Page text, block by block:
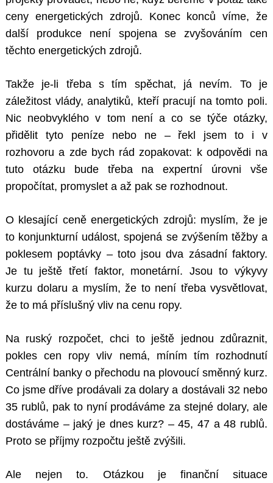
ceny energetických zdrojů. Konec konců víme, že
další produkce není spojena se zvyšováním cen
těchto energetických zdrojů.
Takže je-li třeba s tím spěchat, já nevím. To je
záležitost vlády, analytiků, kteří pracují na tomto poli.
Nic neobvyklého v tom není a co se týče otázky,
přidělit tyto peníze nebo ne – řekl jsem to i v
rozhovoru a zde bych rád zopakovat: k odpovědi na
tuto otázku bude třeba na expertní úrovni vše
propočítat, promyslet a až pak se rozhodnout.
O klesající ceně energetických zdrojů: myslím, že je
to konjunkturní událost, spojená se zvýšením těžby a
poklesem poptávky – toto jsou dva zásadní faktory.
Je tu ještě třetí faktor, monetární. Jsou to výkyvy
kurzu dolaru a myslím, že to není třeba vysvětlovat,
že to má příslušný vliv na cenu ropy.
Na ruský rozpočet, chci to ještě jednou zdůraznit,
pokles cen ropy vliv nemá, míním tím rozhodnutí
Centrální banky o přechodu na plovoucí směnný kurz.
Co jsme dříve prodávali za dolary a dostávali 32 nebo
35 rublů, pak to nyní prodáváme za stejné dolary, ale
dostáváme – jaký je dnes kurz? – 45, 47 a 48 rublů.
Proto se příjmy rozpočtu ještě zvýšili.
Ale nejen to. Otázkou je finanční situace
Search
for: